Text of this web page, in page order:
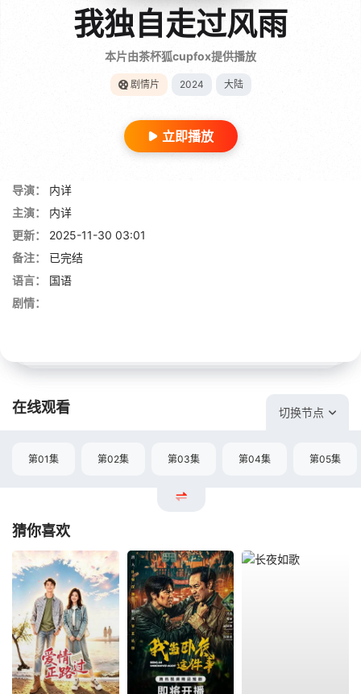
我独自走过风雨
本片由茶杯狐cupfox提供播放
剧情片 2024 大陆
立即播放
导演：
内详
主演：
内详
更新：
2025-11-30 03:01
备注：
已完结
语言：
国语
剧情：
在线观看 切换节点
第01集 第02集 第03集 第04集 第05集
猜你喜欢